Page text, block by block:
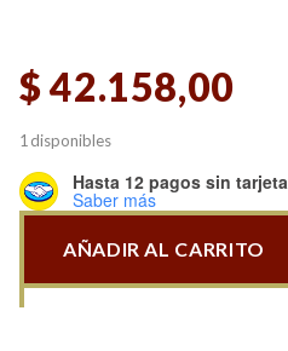
$42.158,00
1 disponibles
Hasta 12 pagos sin tarjeta
Saber más
armas
AÑADIR AL CARRITO